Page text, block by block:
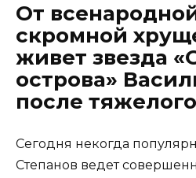
От
скромной
живет звезда
острова»
после
Сегодня некогда
Степанов ведет